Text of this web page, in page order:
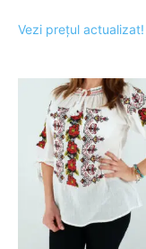
Vezi prețul actualizat!